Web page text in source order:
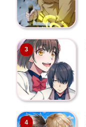
3
4